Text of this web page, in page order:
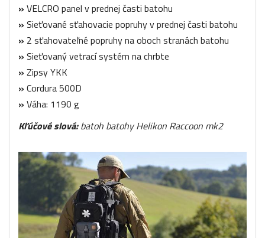
» VELCRO panel v prednej časti batohu
» Sieťované sťahovacie popruhy v prednej časti batohu
» 2 sťahovateľné popruhy na oboch stranách batohu
» Sieťovaný vetrací systém na chrbte
» Zipsy YKK
» Cordura 500D
» Váha: 1190 g
Kľúčové slová:batoh batohy Helikon Raccoon mk2